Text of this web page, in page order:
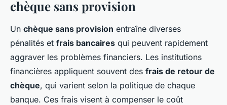
chèque sans provision
Un chèque sans provision entraîne diverses
pénalités et frais bancaires qui peuvent rapidement
aggraver les problèmes financiers. Les institutions
financières appliquent souvent des frais de retour de
chèque, qui varient selon la politique de chaque
banque. Ces frais visent à compenser le coût